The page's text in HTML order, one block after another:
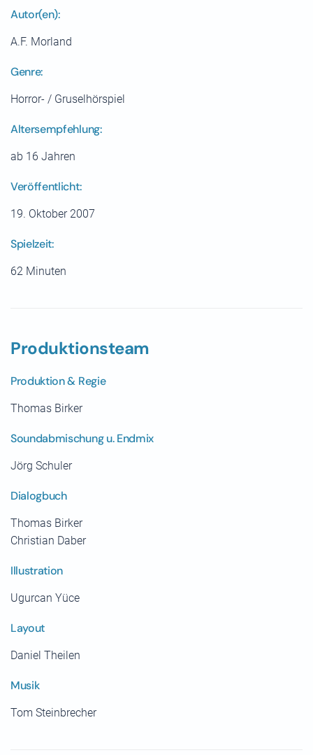
Autor(en):
A.F. Morland
Genre:
Horror- / Gruselhörspiel
Altersempfehlung:
ab 16 Jahren
Veröffentlicht:
19. Oktober 2007
Spielzeit:
62 Minuten
Produktionsteam
Produktion & Regie
Thomas Birker
Soundabmischung u. Endmix
Jörg Schuler
Dialogbuch
Thomas Birker
Christian Daber
Illustration
Ugurcan Yüce
Layout
Daniel Theilen
Musik
Tom Steinbrecher